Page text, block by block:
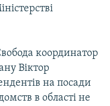
координатор
Віктор
на посади
в області не